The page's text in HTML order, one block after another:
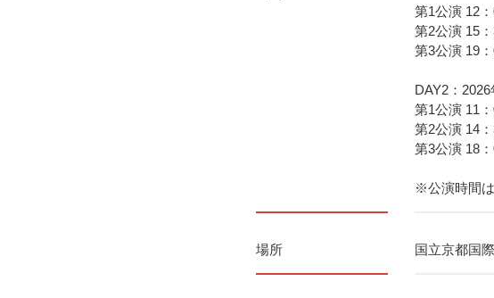
第1公演 12
第2公演 15
第3公演 19
DAY2：
第1公演 11
第2公演 14
第3公演 18
※公演時間
場所 国立京都国